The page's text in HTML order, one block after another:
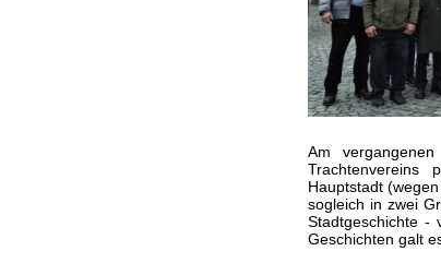
Am
Hauptstadt
sogleich in zwei
Stadtgeschichte -
Geschichten galt